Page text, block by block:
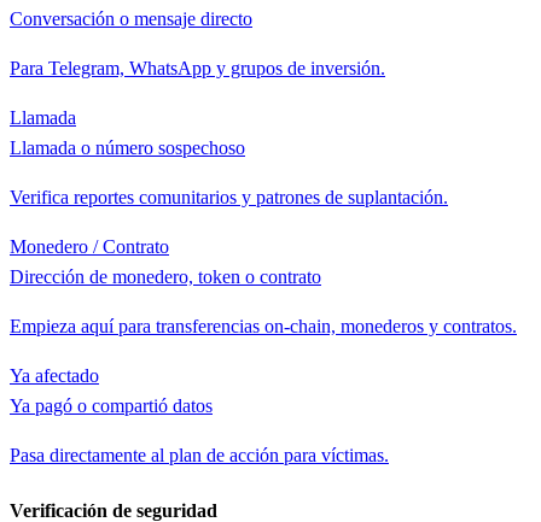
Conversación o mensaje directo
Para Telegram, WhatsApp y grupos de inversión.
Llamada
Llamada o número sospechoso
Verifica reportes comunitarios y patrones de suplantación.
Monedero / Contrato
Dirección de monedero, token o contrato
Empieza aquí para transferencias on-chain, monederos y contratos.
Ya afectado
Ya pagó o compartió datos
Pasa directamente al plan de acción para víctimas.
Verificación de seguridad